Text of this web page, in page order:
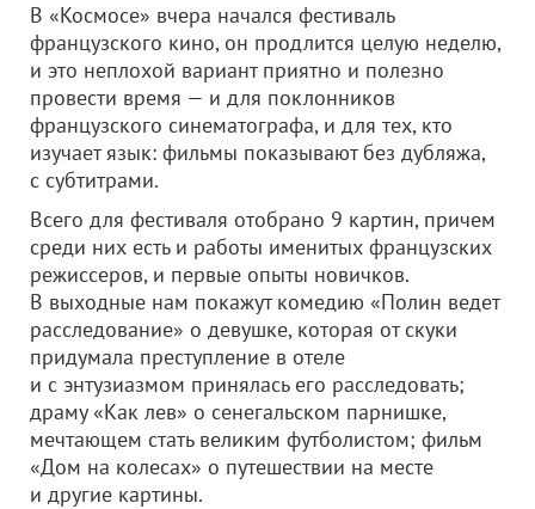
В «Космосе» вчера начался фестиваль
французского кино, он продлится целую неделю,
и это неплохой вариант приятно и полезно
провести время — и для поклонников
французского синематографа, и для тех, кто
изучает язык: фильмы показывают без дубляжа,
с субтитрами.
Всего для фестиваля отобрано 9 картин, причем
среди них есть и работы именитых французских
режиссеров, и первые опыты новичков.
В выходные нам покажут комедию «Полин ведет
расследование» о девушке, которая от скуки
придумала преступление в отеле
и с энтузиазмом принялась его расследовать;
драму «Как лев» о сенегальском парнишке,
мечтающем стать великим футболистом; фильм
«Дом на колесах» о путешествии на месте
и другие картины.